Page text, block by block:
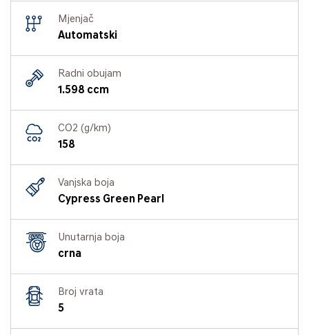
Mjenjač
Automatski
Radni obujam
1.598 ccm
CO2 (g/km)
158
Vanjska boja
Cypress Green Pearl
Unutarnja boja
crna
Broj vrata
5